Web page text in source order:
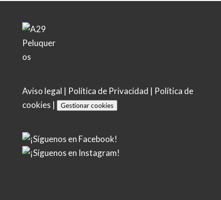
Aviso legal | Política de Privacidad | Política de
cookies | Gestionar cookies